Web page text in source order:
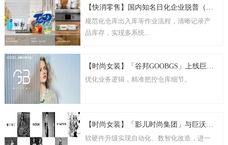
【快消零售】国内知名日化企业脱普（TOP）数字化仓储
规范化仓库出入库等作业流程，清晰记录产
品库存，实现多系统...
优化业务逻辑，精准把控仓库细节。
软硬件升级实现自动化、数智化改造，进一